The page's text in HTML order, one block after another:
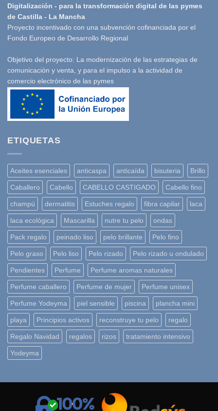
Digitalización - para la transformación digital de las pymes
de Castilla - La Mancha
Proyecto incentivado con una subvención cofinanciada por el
Fondo Europeo de Desarrollo Regional
Objetivo del proyecto: La modernización de las estrategias de
comunicación y venta, y para el impulso a la actividad de
comercio electrónico de las pymes
ETIQUETAS
Aceites esenciales anticaspa anticaída bisuteria Brillo
Caballero Cabello CABELLO CASTIGADO Cabello fino
champú dermatitis Estuches regalo fibra capilar laca
laca ecológica Mascarilla nutre tu pelo ondas
Pack regalo peinado liso pelo brillante Pelo fino
Pelo graso Pelo liso Pelo rizado Pelo rizado u ondulado
Pendientes Perfume Perfume aromas naturales
Perfume caballero Perfume de mujer Perfume unisex
Perfume Yodeyma piel sensible piscina plancha mini
playa Principios activos reconstruye tu pelo regalo
Regalo Navidad regalos rizos tratamiento intensivo
Yodeyma